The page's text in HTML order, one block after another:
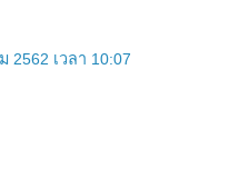
2562 เวลา 10:07